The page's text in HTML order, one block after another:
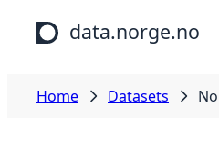
Skip to main content
data.norge.no
Home Datasets